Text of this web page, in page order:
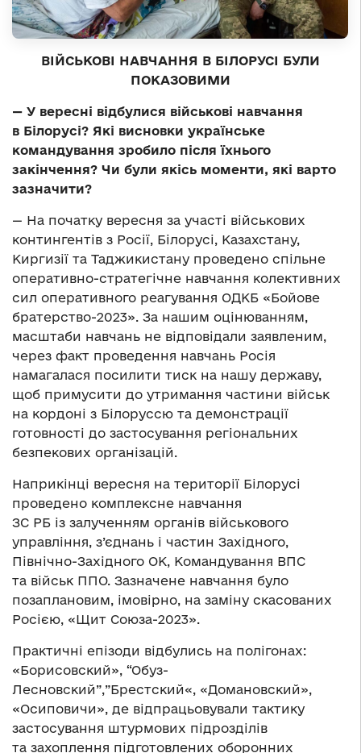
ВІЙСЬКОВІ НАВЧАННЯ В БІЛОРУСІ БУЛИ
ПОКАЗОВИМИ
— У вересні відбулися військові навчання
в Білорусі? Які висновки українське
командування зробило після їхнього
закінчення? Чи були якісь моменти, які варто
зазначити?
— На початку вересня за участі військових
контингентів з Росії, Білорусі, Казахстану,
Киргизії та Таджикистану проведено спільне
оперативно-стратегічне навчання колективних
сил оперативного реагування ОДКБ «Бойове
братерство-2023». За нашим оцінюванням,
масштаби навчань не відповідали заявленим,
через факт проведення навчань Росія
намагалася посилити тиск на нашу державу,
щоб примусити до утримання частини військ
на кордоні з Білоруссю та демонстрації
готовності до застосування регіональних
безпекових організацій.
Наприкінці вересня на території Білорусі
проведено комплексне навчання
ЗС РБ із залученням органів військового
управління, з’єднань і частин Західного,
Північно-Західного ОК, Командування ВПС
та військ ППО. Зазначене навчання було
позаплановим, імовірно, на заміну скасованих
Росією, «Щит Союза-2023».
Практичні епізоди відбулись на полігонах:
«Борисовский», “Обуз-
Лесновский”,”Брестский«, «Домановский»,
«Осиповичи», де відпрацьовували тактику
застосування штурмових підрозділів
та захоплення підготовлених оборонних